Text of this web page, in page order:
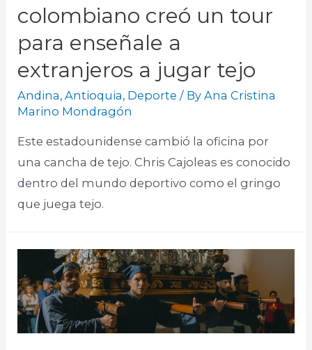
colombiano creó un tour
para enseñale a
extranjeros a jugar tejo
Andina,Antioquia, Deporte / ByAna Cristina
Marino Mondragón
Este estadounidense cambió la oficina por
una cancha de tejo. Chris Cajoleas es conocido
dentro del mundo deportivo como el gringo
que juega tejo.​